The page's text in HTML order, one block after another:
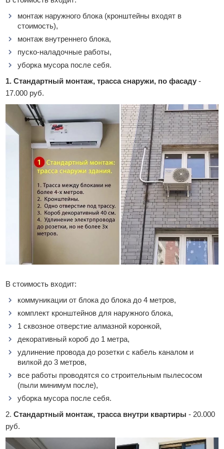
монтаж наружного блока (кронштейны входят в
стоимость),
монтаж внутреннего блока,
пуско-наладочные работы,
уборка мусора после себя.
1. Стандартный монтаж, трасса снаружи, по фасаду -
17.000 руб.
В стоимость входит:
коммуникации от блока до блока до 4 метров,
комплект кронштейнов для наружного блока,
1 сквозное отверстие алмазной коронкой,
декоративный короб до 1 метра,
удлинение провода до розетки с кабель каналом и
вилкой до 3 метров,
все работы проводятся со строительным пылесосом
(пыли минимум после),
уборка мусора после себя.
2. Стандартный монтаж, трасса внутри квартиры - 20.000
руб.